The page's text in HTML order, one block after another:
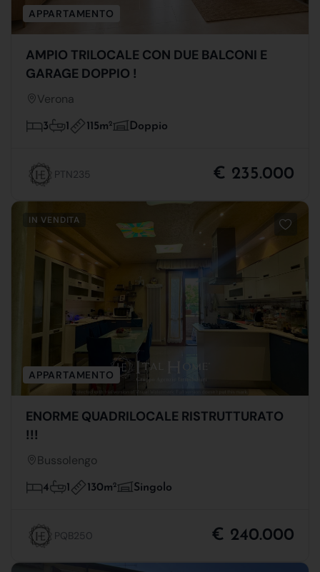
APPARTAMENTO
AMPIO TRILOCALE CON DUE BALCONI E
GARAGE DOPPIO !
Verona
3 1 115m2 Doppio
PTN235 € 235.000
IN VENDITA
APPARTAMENTO
ENORME QUADRILOCALE RISTRUTTURATO
!!!
Bussolengo
4 1 130m2 Singolo
PQB250 € 240.000